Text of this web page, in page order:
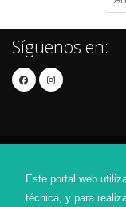
Este portal web
técnica, y para
Síguenos en: